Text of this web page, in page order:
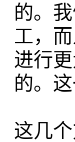
的。
工，
进行
的。
这几